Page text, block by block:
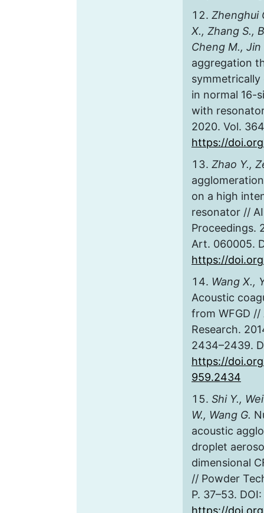
Zhenghui
X., Zhang S.,
Cheng M., Jin
aggregation
in normal 16-
with
2020. Vol.
https://
Zhao Y.,
on a high
resonator //
Proceedings.
Art. 060005.
https://
Wang X.,
Acoustic
from WFGD
Research.
2434–2439.
https://
959.2434
Shi Y.,
W., Wang G.
acoustic
droplet
dimensional
// Powder
P. 37–53. DOI:
https://